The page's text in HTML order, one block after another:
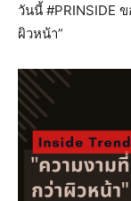
วันนี้ #PRINSIDE
ผิวหน้า”